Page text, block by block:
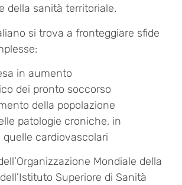
della sanità territoriale.
si trova a fronteggiare sfide
in aumento
dei pronto soccorso
della popolazione
patologie croniche, in
quelle cardiovascolari
Mondiale della
Superiore di Sanità